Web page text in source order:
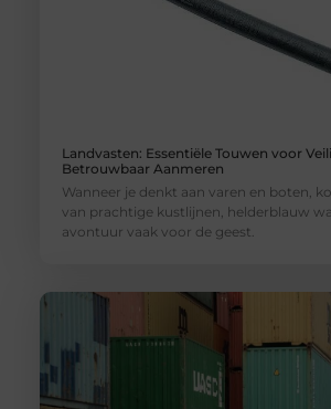
Landvasten: Essentiële Touwen voor
Betrouwbaar Aanmeren
Wanneer je denkt aan varen en boten,
van prachtige kustlijnen, helderblauw
avontuur vaak voor de geest.